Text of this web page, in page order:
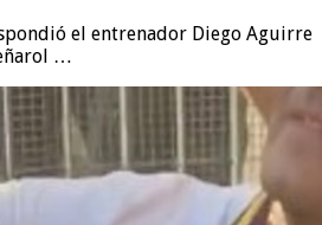
el entrenador Diego Aguirre
…